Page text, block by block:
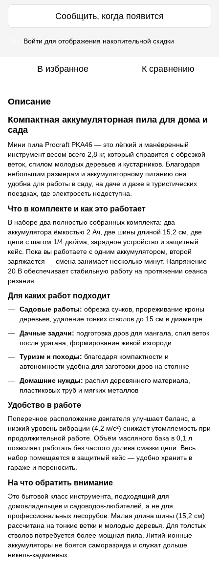
Сообщить, когда появится
Войти для отображения накопительной скидки
В избранное К сравнению
Описание
Компактная аккумуляторная пила для дома и
сада
Мини пила Procraft PKA46 — это лёгкий и манёвренный
инструмент весом всего 2,8 кг, который справится с обрезкой
веток, спилом молодых деревьев и кустарников. Благодаря
небольшим размерам и аккумуляторному питанию она
удобна для работы в саду, на даче и даже в туристических
поездках, где электросеть недоступна.
Что в комплекте и как это работает
В наборе два полностью собранных комплекта: два
аккумулятора ёмкостью 2 Ач, две шины длиной 15,2 см, две
цепи с шагом 1/4 дюйма, зарядное устройство и защитный
кейс. Пока вы работаете с одним аккумулятором, второй
заряжается — смена занимает несколько минут. Напряжение
20 В обеспечивает стабильную работу на протяжении сеанса
резания.
Для каких работ подходит
Садовые работы: обрезка сучков, прореживание кроны
деревьев, удаление тонких стволов до 15 см в диаметре
Дачные задачи: подготовка дров для мангала, спил веток
после урагана, формирование живой изгороди
Туризм и походы: благодаря компактности и
автономности удобна для заготовки дров на стоянке
Домашние нужды: распил деревянного материала,
пластиковых труб и мягких металлов
Удобство в работе
Поперечное расположение двигателя улучшает баланс, а
низкий уровень вибрации (4,2 м/с²) снижает утомляемость при
продолжительной работе. Объём масляного бака в 0,1 л
позволяет работать без частого долива смазки цепи. Весь
набор помещается в защитный кейс — удобно хранить в
гараже и переносить.
На что обратить внимание
Это бытовой класс инструмента, подходящий для
домовладельцев и садоводов-любителей, а не для
профессиональных лесорубов. Малая длина шины (15,2 см)
рассчитана на тонкие ветки и молодые деревья. Для толстых
стволов потребуется более мощная пила. Литий-ионные
аккумуляторы не боятся саморазряда и служат дольше
никель-кадмиевых.